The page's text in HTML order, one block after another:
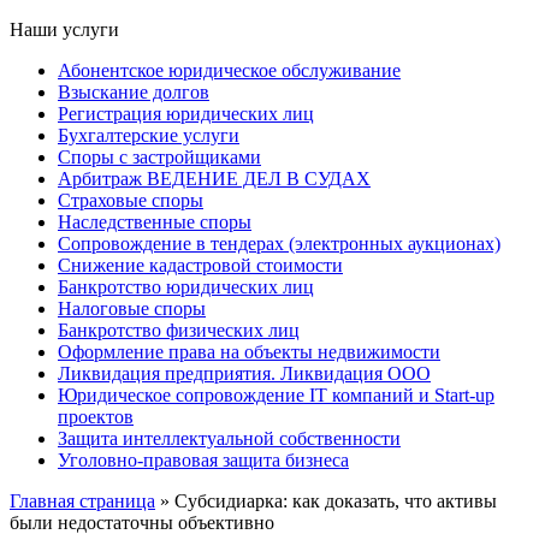
Наши услуги
Абонентское юридическое обслуживание
Взыскание долгов
Регистрация юридических лиц
Бухгалтерские услуги
Споры с застройщиками
Арбитраж ВЕДЕНИЕ ДЕЛ В СУДАХ
Страховые споры
Наследственные споры
Сопровождение в тендерах (электронных аукционах)
Снижение кадастровой стоимости
Банкротство юридических лиц
Налоговые споры
Банкротство физических лиц
Оформление права на объекты недвижимости
Ликвидация предприятия. Ликвидация ООО
Юридическое сопровождение IT компаний и Start-up
проектов
Защита интеллектуальной собственности
Уголовно-правовая защита бизнеса
Главная страница » Субсидиарка: как доказать, что активы
были недостаточны объективно